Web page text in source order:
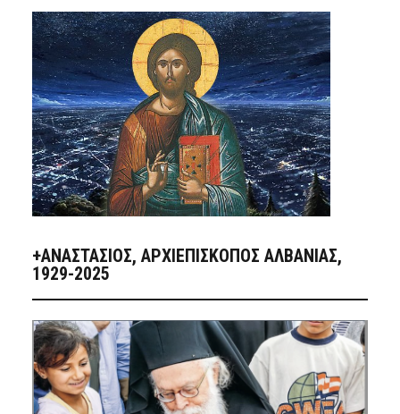
+ΑΝΑΣΤΆΣΙΟΣ, ΑΡΧΙΕΠΊΣΚΟΠΟΣ ΑΛΒΑΝΊΑΣ,
1929-2025